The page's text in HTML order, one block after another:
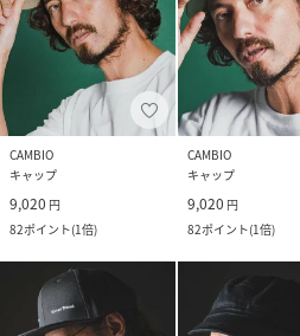
CAMBIO
キャップ
9,020 円
82ポイント(1倍)
CAMBIO
キャップ
9,020 円
82ポイント(1倍)